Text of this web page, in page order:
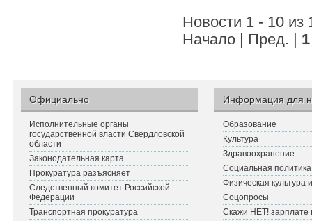
Новости 1 - 10 из
Начало | Пред. | 1
Официально
Исполнительные органы
государственной власти Свердловской
области
Законодательная карта
Прокуратура разъясняет
Следственный комитет Российской
Федерации
Транспортная прокуратура
Информация для
Образование
Культура
Здравоохранение
Социальная политика
Физическая культура
Соцопросы
Скажи НЕТ! зарплате